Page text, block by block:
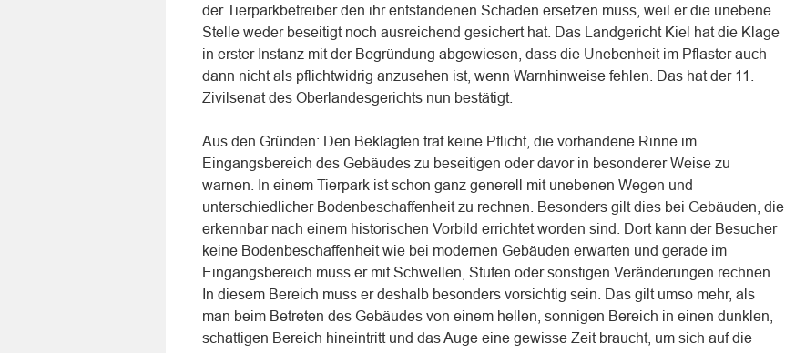
der Tierparkbetreiber den ihr entstandenen Schaden ersetzen muss, weil er die unebene
Stelle weder beseitigt noch ausreichend gesichert hat. Das Landgericht Kiel hat die Klage
in erster Instanz mit der Begründung abgewiesen, dass die Unebenheit im Pflaster auch
dann nicht als pflichtwidrig anzusehen ist, wenn Warnhinweise fehlen. Das hat der 11.
Zivilsenat des Oberlandesgerichts nun bestätigt.
Aus den Gründen: Den Beklagten traf keine Pflicht, die vorhandene Rinne im
Eingangsbereich des Gebäudes zu beseitigen oder davor in besonderer Weise zu
warnen. In einem Tierpark ist schon ganz generell mit unebenen Wegen und
unterschiedlicher Bodenbeschaffenheit zu rechnen. Besonders gilt dies bei Gebäuden, die
erkennbar nach einem historischen Vorbild errichtet worden sind. Dort kann der Besucher
keine Bodenbeschaffenheit wie bei modernen Gebäuden erwarten und gerade im
Eingangsbereich muss er mit Schwellen, Stufen oder sonstigen Veränderungen rechnen.
In diesem Bereich muss er deshalb besonders vorsichtig sein. Das gilt umso mehr, als
man beim Betreten des Gebäudes von einem hellen, sonnigen Bereich in einen dunklen,
schattigen Bereich hineintritt und das Auge eine gewisse Zeit braucht, um sich auf die